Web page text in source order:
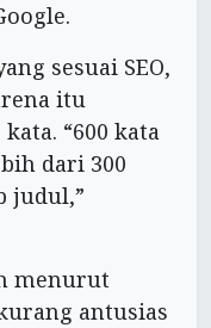
sesuai SEO,
itu
“600 kata
dari 300
judul,”
menurut
antusias